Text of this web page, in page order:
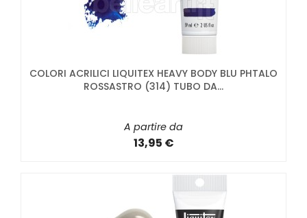
COLORI ACRILICI LIQUITEX HEAVY BODY BLU PHTALO
ROSSASTRO (314) TUBO DA...
A partire da
13,95 €